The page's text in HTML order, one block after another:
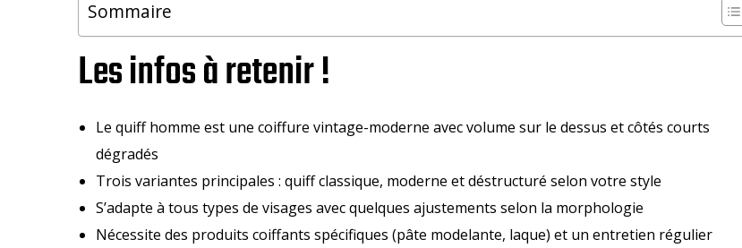
Sommaire
Les infos à retenir !
Le quiff homme est une coiffure vintage-moderne avec volume sur le dessus et côtés courts
dégradés
Trois variantes principales : quiff classique, moderne et déstructuré selon votre style
S’adapte à tous types de visages avec quelques ajustements selon la morphologie
Nécessite des produits coiffants spécifiques (pâte modelante, laque) et un entretien régulier